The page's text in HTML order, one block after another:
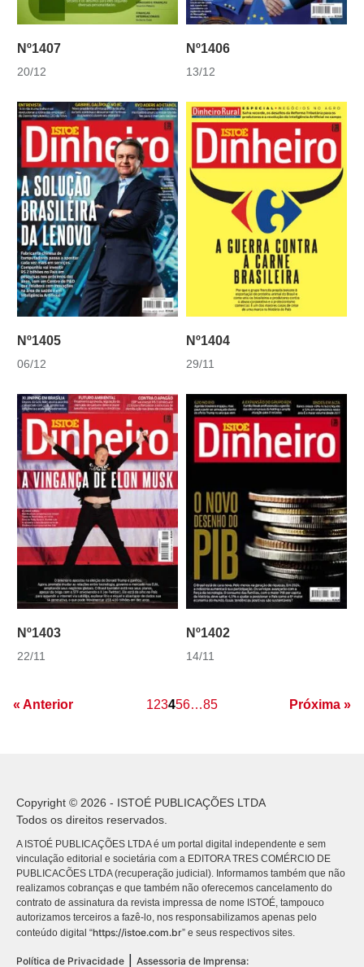
Nº1407
20/12
Nº1406
13/12
Nº1405
06/12
Nº1404
29/11
Nº1403
22/11
Nº1402
14/11
« Anterior 123456…85 Próxima »
Copyright © 2026 - ISTOÉ PUBLICAÇÕES LTDA
Todos os direitos reservados.
A ISTOÉ PUBLICAÇÕES LTDA é um portal digital independente e sem
vinculação editorial e societária com a EDITORA TRES COMÉRCIO DE
PUBLICACÕES LTDA (recuperação judicial). Informamos também que não
realizamos cobranças e que também não oferecemos cancelamento do
contrato de assinatura da revista impressa de nome ISTOÉ, tampouco
autorizamos terceiros a fazê-lo, nos responsabilizamos apenas pelo
conteúdo digital “https://istoe.com.br” e seus respectivos sites.
Política de Privacidade | Assessoria de Imprensa: